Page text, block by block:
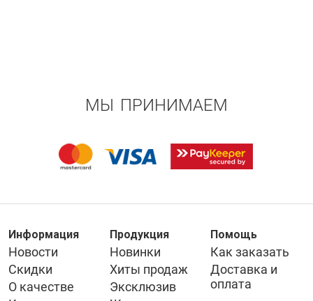
МЫ ПРИНИМАЕМ
Информация
Новости
Скидки
О качестве
Продукция
Новинки
Хиты продаж
Эксклюзив
Помощь
Как заказать
Доставка и
оплата